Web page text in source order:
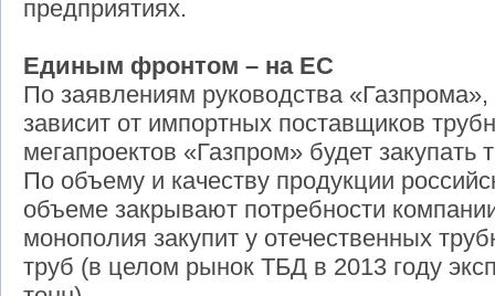
предприятиях.
Единым фронтом – на ЕС
По заявлениям руководства
зависит от импортных поставщиков
мегапроектов «Газпром» будет
По объему и качеству продукции
объеме закрывают потребности
монополия закупит у отечественных
труб (в целом рынок ТБД в 2013 году